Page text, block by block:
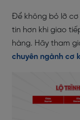
Để không bỏ lỡ
tin hơn khi giao
hàng. Hãy tham
chuyên ngành cơ